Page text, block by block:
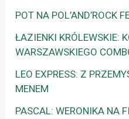
POT NA POL’AND’ROCK
ŁAZIENKI KRÓLEWSKIE:
WARSZAWSKIEGO
LEO EXPRESS: Z
MENEM
PASCAL: WERONIKA NA